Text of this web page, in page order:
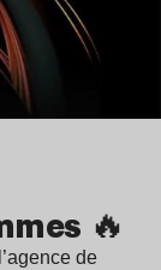
🔥
de